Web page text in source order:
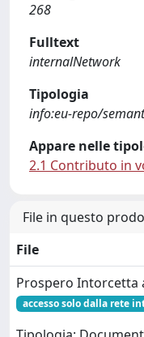
268
Fulltext
internalNetwork
Tipologia
info:eu-repo/
Appare nelle
2.1 Contributo in
File in questo
File
Prospero Intorcetta
accesso solo dalla rete